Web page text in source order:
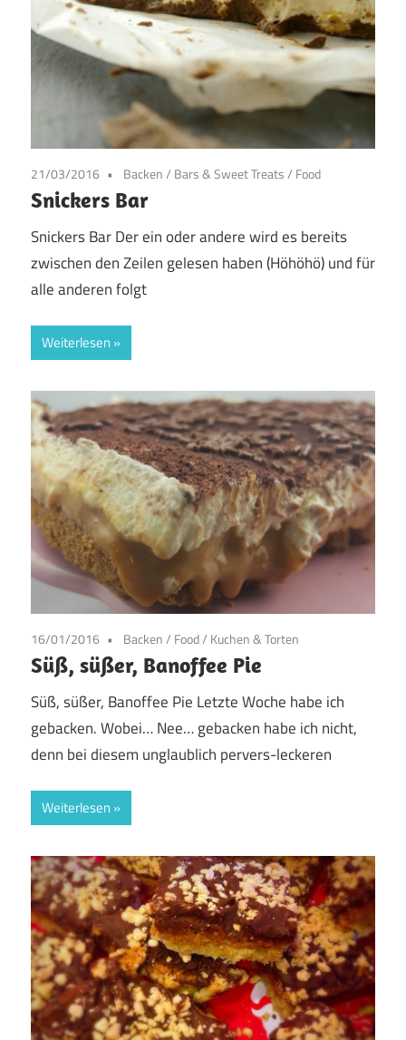
21/03/2016 Backen/ Bars & Sweet Treats/ Food
Snickers Bar
Snickers Bar Der ein oder andere wird es bereits
zwischen den Zeilen gelesen haben (Höhöhö) und für
alle anderen folgt
Weiterlesen
16/01/2016 Backen/ Food/ Kuchen & Torten
Süß, süßer, Banoffee Pie
Süß, süßer, Banoffee Pie Letzte Woche habe ich
gebacken. Wobei… Nee… gebacken habe ich nicht,
denn bei diesem unglaublich pervers-leckeren
Weiterlesen